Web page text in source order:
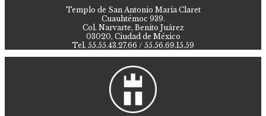
Templo de San Antonio María Claret
Cuauhtémoc 939.
Col. Narvarte, Benito Juárez
03020, Ciudad de México
Tel. 55.55.43.27.66 / 55.56.69.15.59